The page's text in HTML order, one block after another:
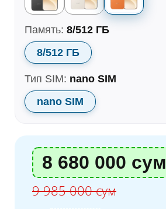
Память: 8/512 ГБ
8/512 ГБ
Тип SIM: nano SIM
nano SIM
8 680 000 сум
9 985 000 сум